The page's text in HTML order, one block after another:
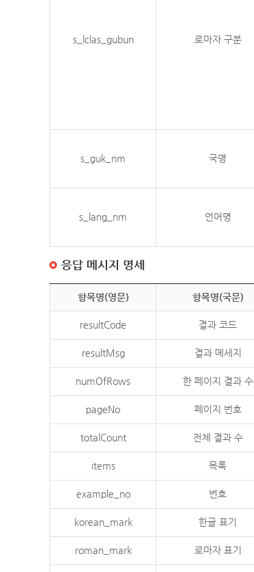
s_lclas_gubun 로마자 구분
s_guk_nm 국명
s_lang_nm 언어명
응답 메시지 명세
항목명(영문) 항목명(국문)
resultCode 결과 코드
resultMsg 결과 메세지
numOfRows 한 페이지 결과 수
pageNo 페이지 번호
totalCount 전체 결과 수
items 목록
example_no 번호
korean_mark 한글 표기
roman_mark 로마자 표기